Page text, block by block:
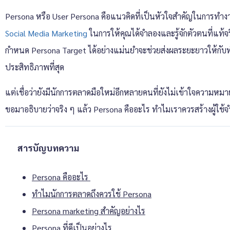
Persona หรือ User Persona คือแนวคิดที่เป็นหัวใจสำคัญในการทำ
Social Media Marketingในการให้คุณได้จำลองและรู้จักตัวตนที่แท้
กำหนด Persona Target ได้อย่างแม่นยำจะช่วยส่งผลระยะยาวให้กั
ประสิทธิภาพที่สุด
แต่เชื่อว่ายังมีนักการตลาดมือใหม่อีกหลายคนที่ยังไม่เข้าใจความหม
ขอมาอธิบายว่าจริง ๆ แล้ว Persona คืออะไร ทำไมเราควรสร้างผู้
สารบัญบทความ
Persona คืออะไร
ทำไมนักการตลาดถึงควรใช้ Persona
Persona marketing สำคัญอย่างไร
Persona ที่ดีเป็นอย่างไร